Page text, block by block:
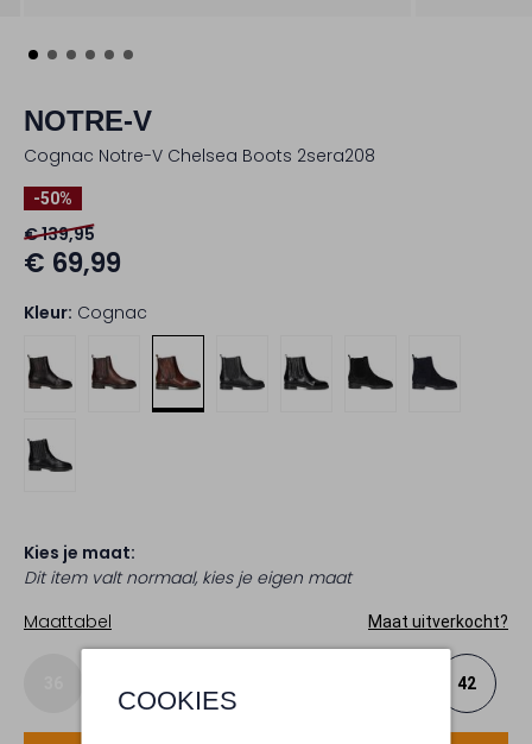
COOKIES
NOTRE-V
Cognac Notre-V Chelsea Boots 2sera208
-50%
€ 139,95
€ 69,99
Kleur: Cognac
Kies je maat:
Dit item valt normaal, kies je eigen maat
Maattabel
Maat uitverkocht?
42